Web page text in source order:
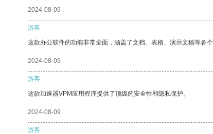
2024-08-09
游客
这款办公软件的功能非常全面，涵盖了文档、表格、演示文稿等各
2024-08-09
游客
这款加速器VPM应用程序提供了顶级的安全性和隐私保护。
2024-08-09
游客